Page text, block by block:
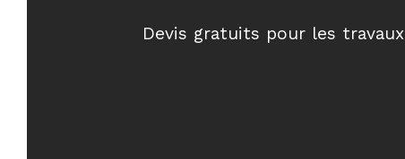
Devis gratuits pour les travaux